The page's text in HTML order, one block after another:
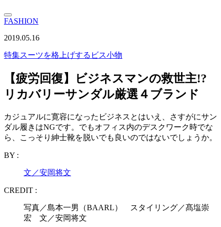
FASHION
2019.05.16
特集スーツを格上げするビス小物
【疲労回復】ビジネスマンの救世主!?
リカバリーサンダル厳選４ブランド
カジュアルに寛容になったビジネスとはいえ、さすがにサン
ダル履きはNGです。でもオフィス内のデスクワーク時でな
ら、こっそり紳士靴を脱いでも良いのではないでしょうか。
BY :
文／安岡将文
CREDIT :
写真／島本一男（BAARL） スタイリング／髙塩崇
宏 文／安岡将文